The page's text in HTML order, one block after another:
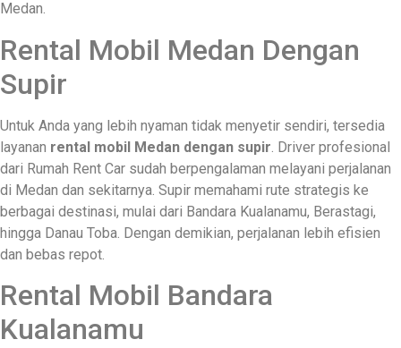
Medan.
Rental Mobil Medan Dengan
Supir
Untuk Anda yang lebih nyaman tidak menyetir sendiri, tersedia
layanan rental mobil Medan dengan supir. Driver profesional
dari Rumah Rent Car sudah berpengalaman melayani perjalanan
di Medan dan sekitarnya. Supir memahami rute strategis ke
berbagai destinasi, mulai dari Bandara Kualanamu, Berastagi,
hingga Danau Toba. Dengan demikian, perjalanan lebih efisien
dan bebas repot.
Rental Mobil Bandara
Kualanamu